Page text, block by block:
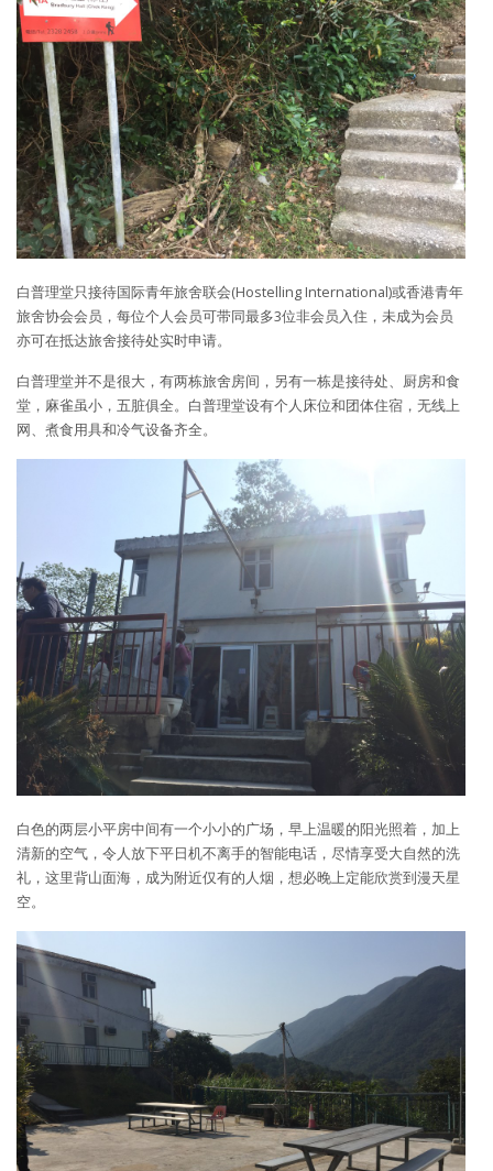
白普理堂只接待国际青年旅舍联会(Hostelling International)或香港青年
旅舍协会会员，每位个人会员可带同最多3位非会员入住，未成为会员
亦可在抵达旅舍接待处实时申请。
白普理堂并不是很大，有两栋旅舍房间，另有一栋是接待处、厨房和食
堂，麻雀虽小，五脏俱全。白普理堂设有个人床位和团体住宿，无线上
网、煮食用具和冷气设备齐全。
白色的两层小平房中间有一个小小的广场，早上温暖的阳光照着，加上
清新的空气，令人放下平日机不离手的智能电话，尽情享受大自然的洗
礼，这里背山面海，成为附近仅有的人烟，想必晚上定能欣赏到漫天星
空。